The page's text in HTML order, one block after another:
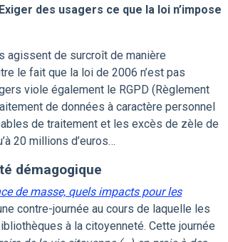
des usagers ce que la loi n’impose
agissent de surcroît de manière
le fait que la loi de 2006 n’est pas
viole également le RGPD (Règlement
de données à caractère personnel
de traitement et les excès de zèle de
20 millions d’euros…
démagogique
de masse, quels impacts pour les
contre-journée au cours de laquelle les
à la citoyenneté. Cette journée